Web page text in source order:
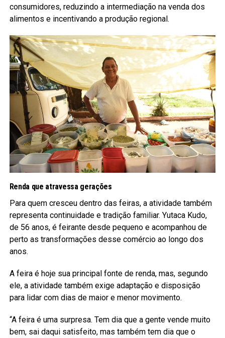
consumidores, reduzindo a intermediação na venda dos
alimentos e incentivando a produção regional.
Renda que atravessa gerações
Para quem cresceu dentro das feiras, a atividade também
representa continuidade e tradição familiar. Yutaca Kudo,
de 56 anos, é feirante desde pequeno e acompanhou de
perto as transformações desse comércio ao longo dos
anos.
A feira é hoje sua principal fonte de renda, mas, segundo
ele, a atividade também exige adaptação e disposição
para lidar com dias de maior e menor movimento.
“A feira é uma surpresa. Tem dia que a gente vende muito
bem, sai daqui satisfeito, mas também tem dia que o